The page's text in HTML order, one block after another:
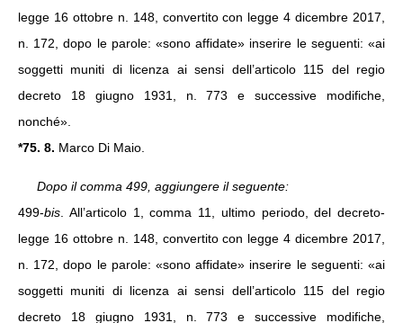
legge 16 ottobre n. 148, convertito con legge 4 dicembre 2017,
n. 172, dopo le parole: «sono affidate» inserire le seguenti: «ai
soggetti muniti di licenza ai sensi dell’articolo 115 del regio
decreto 18 giugno 1931, n. 773 e successive modifiche,
nonché».
*75. 8. Marco Di Maio.
Dopo il comma 499, aggiungere il seguente:
499-bis . All’articolo 1, comma 11, ultimo periodo, del decreto-
legge 16 ottobre n. 148, convertito con legge 4 dicembre 2017,
n. 172, dopo le parole: «sono affidate» inserire le seguenti: «ai
soggetti muniti di licenza ai sensi dell’articolo 115 del regio
decreto 18 giugno 1931, n. 773 e successive modifiche,